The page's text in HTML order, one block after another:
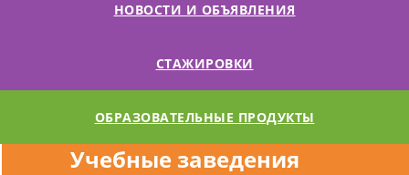
НОВОСТИ И ОБЪЯВЛЕНИЯ
СТАЖИРОВКИ
ОБРАЗОВАТЕЛЬНЫЕ ПРОДУКТЫ
Учебные заведения